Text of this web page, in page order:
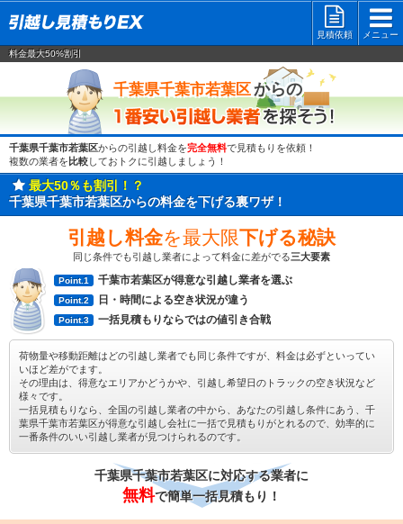
見積依頼
メニュー
料金最大50%割引
千葉県千葉市若葉区からの
千葉県千葉市若葉区からの引越し料金を完全無料で見積もりを依頼！
複数の業者を 比較しておトクに引越しましょう！
最大50％も割引！？
千葉県千葉市若葉区からの料金を下げる裏ワザ！
引越し料金を最大限下げる秘訣
同じ条件でも引越し業者によって料金に差がでる三大要素
Point.1 千葉市若葉区が得意な引越し業者を選ぶ
Point.2 日・時間による空き状況が違う
Point.3 一括見積もりならではの値引き合戦
荷物量や移動距離はどの引越し業者でも同じ条件ですが、料金は必ずといってい
いほど差がでます。
その理由は、得意なエリアかどうかや、引越し希望日のトラックの空き状況など
様々です。
一括見積もりなら、全国の引越し業者の中から、あなたの引越し条件にあう、千
葉県千葉市若葉区が得意な引越し会社に一括で見積もりがとれるので、効率的に
一番条件のいい引越し業者が見つけられるのです。
千葉県千葉市若葉区に対応する業者に
無料で簡単一括見積もり！